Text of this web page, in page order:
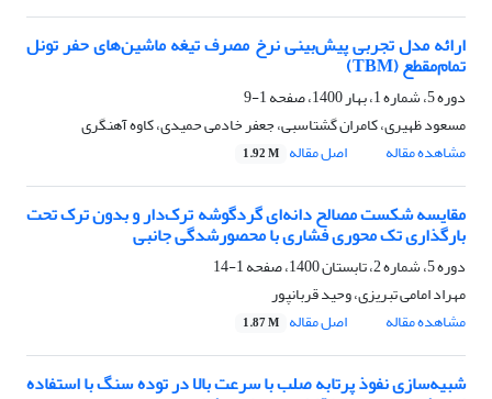
ارائه مدل تجربی پیش‌بینی نرخ مصرف تیغه ماشین‌های حفر تونل
تمام‌مقطع (TBM)
دوره 5، شماره 1، بهار 1400، صفحه
1-9
مسعود ظهیری، کامران گشتاسبی، جعفر خادمی حمیدی، کاوه آهنگری
مشاهده مقاله
اصل مقاله 1.92 M
مقایسه شکست مصالح دانه‌ای گردگوشه ترک‌دار و بدون ترک تحت
بارگذاری تک محوری فشاری با محصورشدگی جانبی
دوره 5، شماره 2، تابستان 1400، صفحه
1-14
مهراد امامی تبریزی، وحید قربانپور
مشاهده مقاله
اصل مقاله 1.87 M
شبیه‌سازی نفوذ پرتابه صلب با سرعت بالا در توده سنگ با استفاده